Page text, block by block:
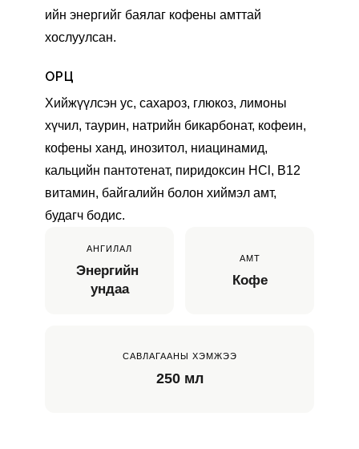
ийн энергийг баялаг кофены амттай
хослуулсан.
ОРЦ
Хийжүүлсэн ус, сахароз, глюкоз, лимоны
хүчил, таурин, натрийн бикарбонат, кофеин,
кофены ханд, инозитол, ниацинамид,
кальцийн пантотенат, пиридоксин HCl, В12
витамин, байгалийн болон хиймэл амт,
будагч бодис.
АНГИЛАЛ
Энергийн
ундаа
АМТ
Кофе
САВЛАГААНЫ ХЭМЖЭЭ
250 мл